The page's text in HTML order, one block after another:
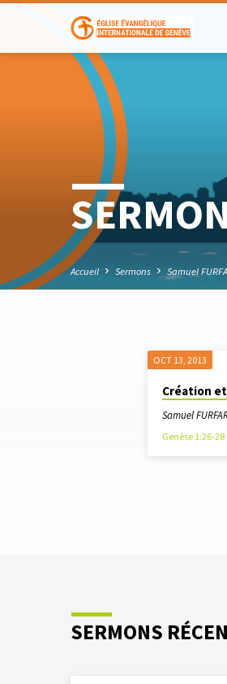
Accueil Sermons Samuel
SERMONS
OCT 13, 2013
Création
Samuel
Genèse 1:26-28
SERMONS